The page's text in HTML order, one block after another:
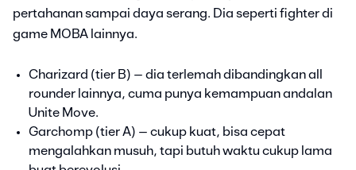
pertahanan sampai daya serang. Dia seperti fighter di
game MOBA lainnya.
Charizard (tier B) – dia terlemah dibandingkan all
rounder lainnya, cuma punya kemampuan andalan
Unite Move.
Garchomp (tier A) – cukup kuat, bisa cepat
mengalahkan musuh, tapi butuh waktu cukup lama